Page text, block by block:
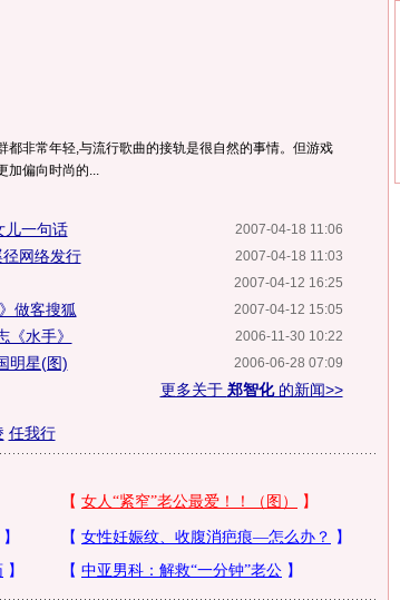
都非常年轻,与流行歌曲的接轨是很自然的事情。但游戏
加偏向时尚的...
2007-04-18 11:06
儿一句话
2007-04-18 11:03
网络发行
2007-04-12 16:25
2007-04-12 15:05
做客搜狐
2006-11-30 10:22
水手》
2006-06-28 07:09
明星(图)
更多关于 郑智化的新闻>>
任我行